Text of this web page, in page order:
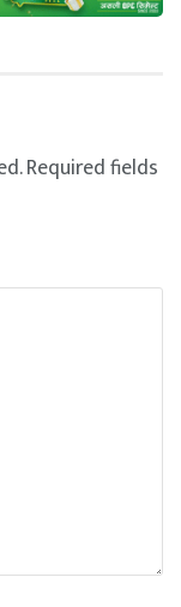
Required fields